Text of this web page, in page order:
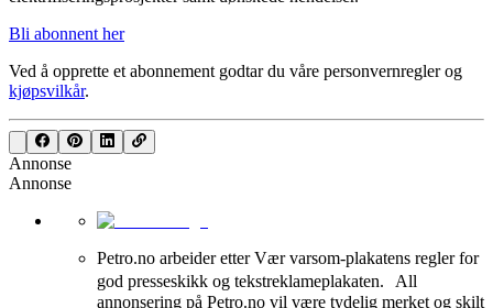
Bli abonnent her
Ved å opprette et abonnement godtar du våre personvernreglerog
kjøpsvilkår.
Annonse
Annonse
Petro.no arbeider etter Vær varsom-plakatens regler for
god presseskikk og tekstreklameplakaten. All
annonsering på Petro.no vil være tydelig merket og skilt